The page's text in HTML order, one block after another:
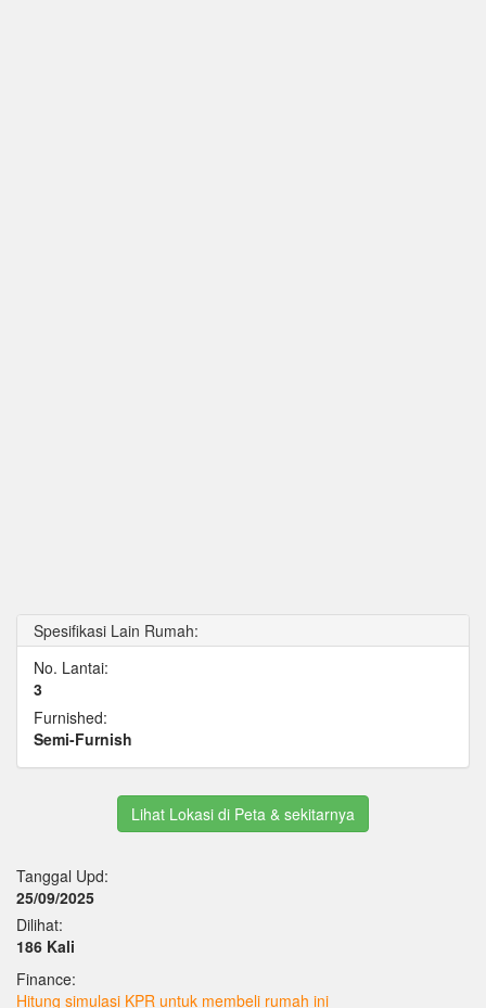
Spesifikasi Lain Rumah:
No. Lantai:
3
Furnished:
Semi-Furnish
Lihat Lokasi di Peta & sekitarnya
Tanggal Upd:
25/09/2025
Dilihat:
186 Kali
Finance:
Hitung simulasi KPR untuk membeli rumah ini